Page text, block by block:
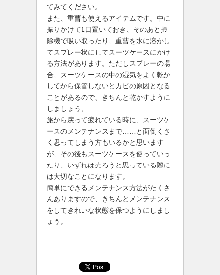
てみてください。
また、重曹も使えるアイテムです。中に
振りかけて1日置いておき、そのあと掃
除機で吸い取ったり、重曹を水に溶かし
てスプレー状にしてスーツケースにかけ
る方法があります。ただしスプレーの場
合、スーツケースの中の湿気をよく乾か
してから保管しないとカビの原因となる
ことがあるので、きちんと乾かすように
しましょう。
旅から戻って疲れている時に、スーツケ
ースのメンテナンスまで……と面倒くさ
く思ってしまう方もいるかと思います
が、その後もスーツケースを使っていっ
たり、いずれは売ろうと思っている際に
は大切なことになります。
簡単にできるメンテナンス方法がたくさ
んありますので、きちんとメンテナンス
をしてきれいな状態を保つようにしまし
ょう。